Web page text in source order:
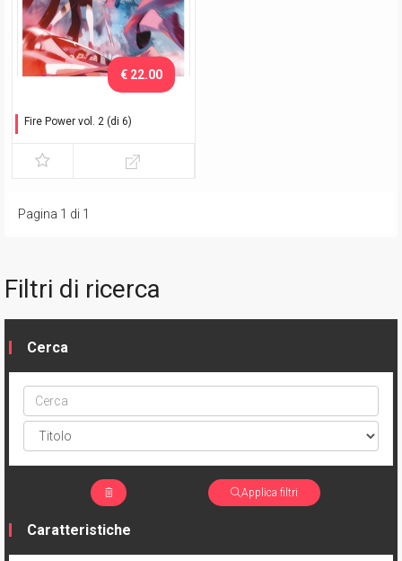
Fire Power vol. 2 (di 6)
€ 22.00
Pagina 1 di 1
Filtri di ricerca
Cerca
Cerca
ptype
Applica filtri
Caratteristiche